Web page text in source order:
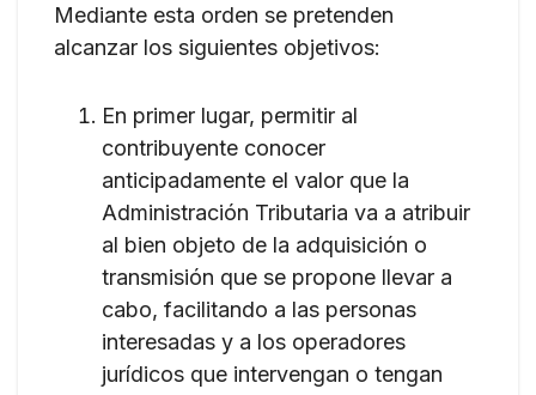
Mediante esta orden se pretenden
alcanzar los siguientes objetivos:
En primer lugar, permitir al
contribuyente conocer
anticipadamente el valor que la
Administración Tributaria va a atribuir
al bien objeto de la adquisición o
transmisión que se propone llevar a
cabo, facilitando a las personas
interesadas y a los operadores
jurídicos que intervengan o tengan